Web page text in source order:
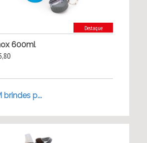
Destaque
600ml
brindes p...